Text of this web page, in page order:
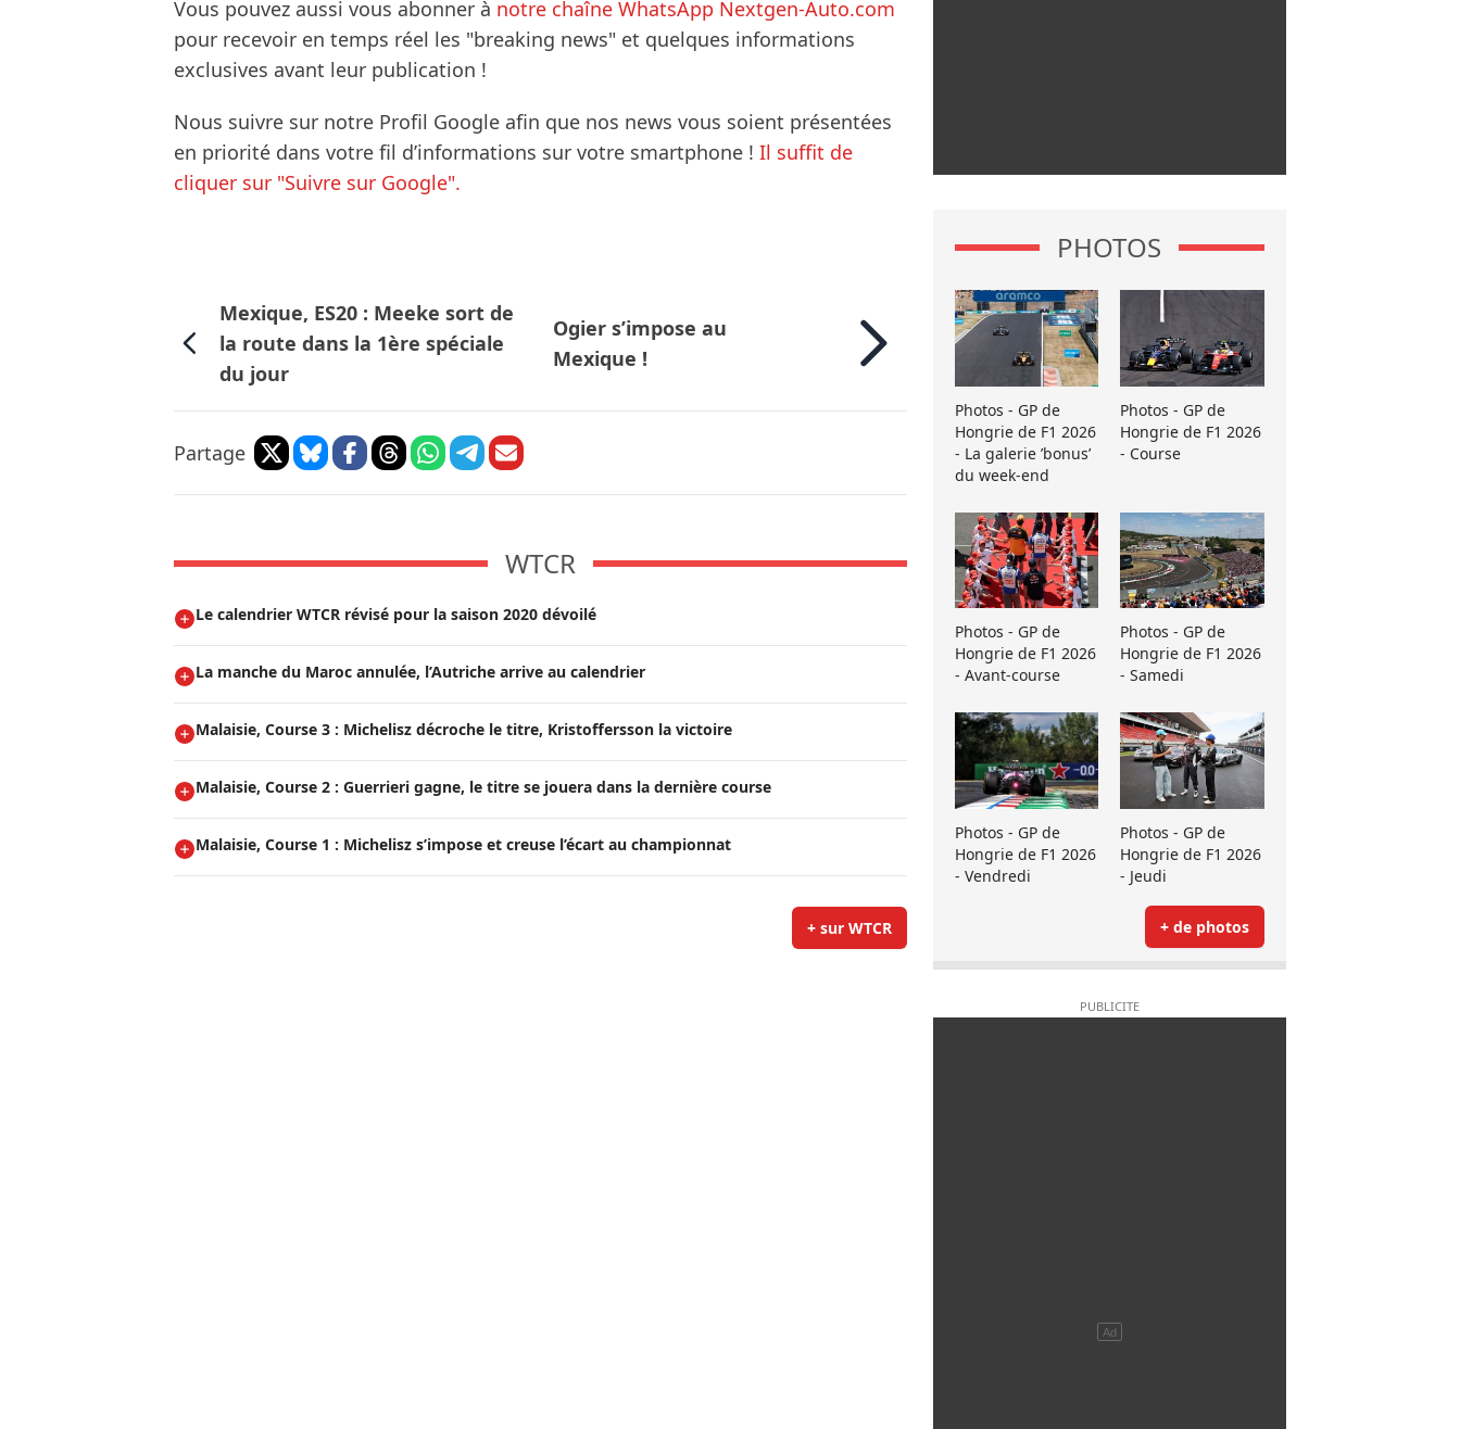
Vous pouvez aussi vous abonner à notre chaîne WhatsApp Nextgen-Auto.com
pour recevoir en temps réel les "breaking news" et quelques informations
exclusives avant leur publication !
Nous suivre sur notre Profil Google afin que nos news vous soient présentées
en priorité dans votre fil d’informations sur votre smartphone ! Il suffit de
cliquer sur "Suivre sur Google".
Mexique, ES20 : Meeke sort de
la route dans la 1ère spéciale
du jour
Ogier s’impose au
Mexique !
Partage
WTCR
Le calendrier WTCR révisé pour la saison 2020 dévoilé
La manche du Maroc annulée, l’Autriche arrive au calendrier
Malaisie, Course 3 : Michelisz décroche le titre, Kristoffersson la victoire
Malaisie, Course 2 : Guerrieri gagne, le titre se jouera dans la dernière course
Malaisie, Course 1 : Michelisz s’impose et creuse l’écart au championnat
+ sur WTCR
PHOTOS
Photos - GP de
Hongrie de F1 2026
- La galerie ’bonus’
du week-end
Photos - GP de
Hongrie de F1 2026
- Course
Photos - GP de
Hongrie de F1 2026
- Avant-course
Photos - GP de
Hongrie de F1 2026
- Samedi
Photos - GP de
Hongrie de F1 2026
- Vendredi
Photos - GP de
Hongrie de F1 2026
- Jeudi
+ de photos